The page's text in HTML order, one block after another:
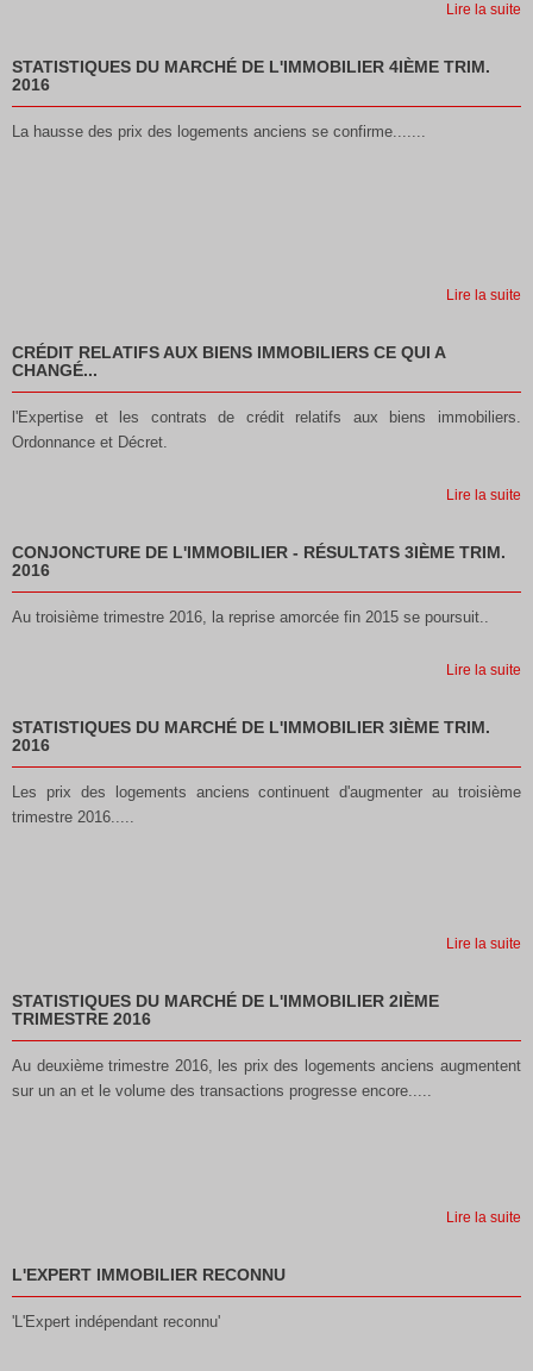
Lire la suite
STATISTIQUES DU MARCHÉ DE L'IMMOBILIER 4IÈME TRIM.
2016
La hausse des prix des logements anciens se confirme.......
Lire la suite
CRÉDIT RELATIFS AUX BIENS IMMOBILIERS CE QUI A
CHANGÉ...
l'Expertise et les contrats de crédit relatifs aux biens immobiliers.
Ordonnance et Décret.
Lire la suite
CONJONCTURE DE L'IMMOBILIER - RÉSULTATS 3IÈME TRIM.
2016
Au troisième trimestre 2016, la reprise amorcée fin 2015 se poursuit..
Lire la suite
STATISTIQUES DU MARCHÉ DE L'IMMOBILIER 3IÈME TRIM.
2016
Les prix des logements anciens continuent d'augmenter au troisième
trimestre 2016.....
Lire la suite
STATISTIQUES DU MARCHÉ DE L'IMMOBILIER 2IÈME
TRIMESTRE 2016
Au deuxième trimestre 2016, les prix des logements anciens augmentent
sur un an et le volume des transactions progresse encore.....
Lire la suite
L'EXPERT IMMOBILIER RECONNU
'L'Expert indépendant reconnu'